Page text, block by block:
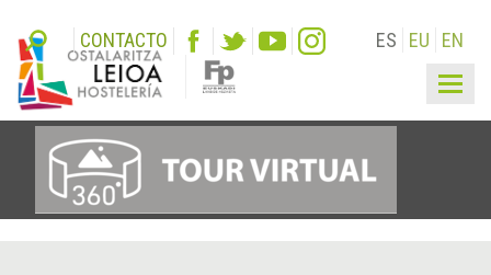
CONTACTO ES EU EN